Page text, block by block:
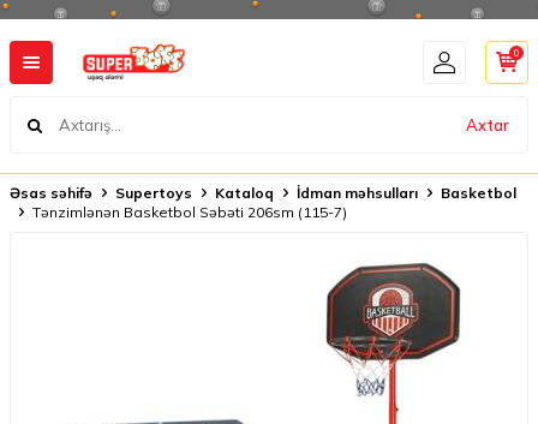
Axtar
0
Əsas səhifə Supertoys Kataloq İdman məhsulları
Basketbol
Tənzimlənən Basketbol Səbəti 206sm (115-7)